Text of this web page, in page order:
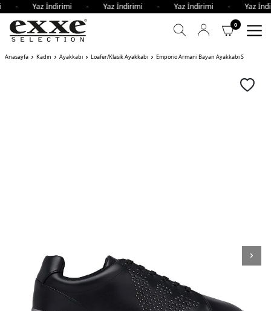
- Yaz İndirimi - Yaz İndirimi - Yaz İndirimi -
0
Anasayfa Kadın Ayakkabı Loafer/Klasik Ayakkabı Emporio Armani Bayan Ayakkabı S